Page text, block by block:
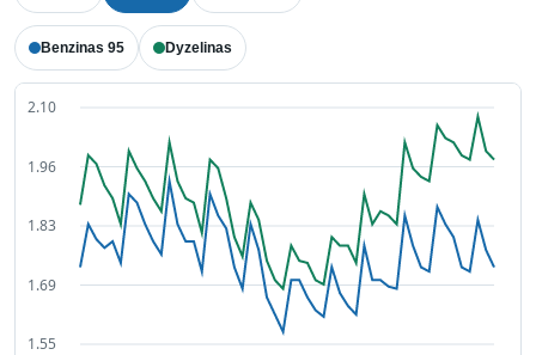
Benzinas 95 Dyzelinas